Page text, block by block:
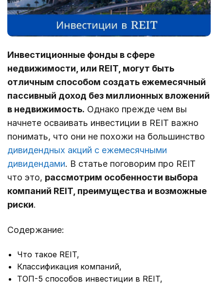
Инвестиционные фонды в сфере
недвижимости, или REIT, могут быть
отличным способом создать ежемесячный
пассивный доход без миллионных вложений
в недвижимость. Однако прежде чем вы
начнете осваивать инвестиции в REIT важно
понимать, что они не похожи на большинство
дивидендных акций с ежемесячными
дивидендами. В статье поговорим про REIT
что это, рассмотрим особенности выбора
компаний REIT, преимущества и возможные
риски.
Содержание:
Что такое REIT,
Классификация компаний,
ТОП-5 способов инвестиции в REIT,